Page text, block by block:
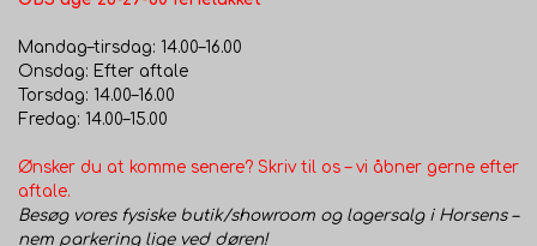
Mandag–tirsdag: 14.00–16.00
Onsdag: Efter aftale
Torsdag: 14.00–16.00
Fredag: 14.00–15.00
Ønsker du at komme senere? Skriv til os – vi åbner gerne efter
aftale.
Besøg vores fysiske butik/showroom og lagersalg i Horsens –
nem parkering lige ved døren!